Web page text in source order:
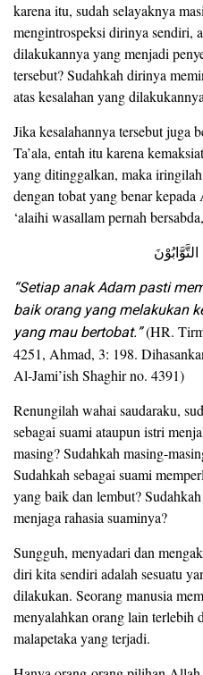
karena itu, sudah selayaknya
mengintrospeksi dirinya sendiri,
dilakukannya yang menjadi
tersebut? Sudahkah dirinya
atas kesalahan yang
Jika kesalahannya tersebut juga
Ta’ala, entah itu karena
yang ditinggalkan, maka
dengan tobat yang benar
‘alaihi wasallam pernah bersabda,
“Setiap anak Adam pasti
baik orang yang melakukan
yang mau bertobat.”(HR.
4251, Ahmad, 3: 198.
Al-Jami’ish Shaghir no. 4391)
Renungilah wahai saudaraku,
sebagai suami ataupun istri
masing? Sudahkah masing-
Sudahkah sebagai suami
yang baik dan lembut?
menjaga rahasia suaminya?
Sungguh, menyadari dan
diri kita sendiri adalah sesuatu
dilakukan. Seorang manusia
menyalahkan orang lain terlebih
malapetaka yang terjadi.